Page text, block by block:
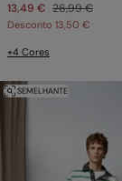
13,49 € 26,99 €
Desconto 13,50 €
+4 Cores
SEMELHANTE